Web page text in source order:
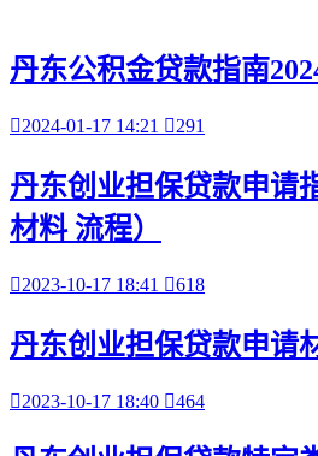
丹东公积金贷款指南
2024-01-17 14:21 291
丹东创业担保贷款申请
材料 流程）
2023-10-17 18:41 618
丹东创业担保贷款申请
2023-10-17 18:40 464